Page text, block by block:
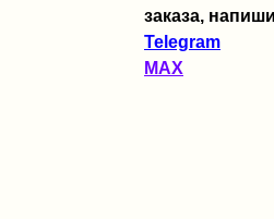
заказа,
Telegram
MAX